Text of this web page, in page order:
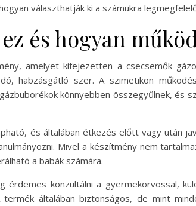
választhatják ki a számukra
és hogyan
amelyet kifejezetten a csecsemők
habzásgátló szer. A szimetikon
könnyebben összegyűlnek,
és általában étkezés előtt vagy után
Mivel a készítmény nem
a babák számára.
érdemes konzultálni a gyermekorvossal,
általában biztonságos, de mint